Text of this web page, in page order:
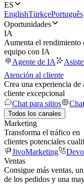
ES
EnglishTürkçePortuguês
Oportunidades
IA
Aumenta el rendimiento
equipo con IA
Agente de IA
Atención al cliente
Crea una experiencia de
cliente excepcional
Chat para sitios
Todos los canales
Marketing
Transforma el tráfico en
clientes potenciales
JivoMarketing
Ventas
Consigue más ventas,
de los pedidos y una